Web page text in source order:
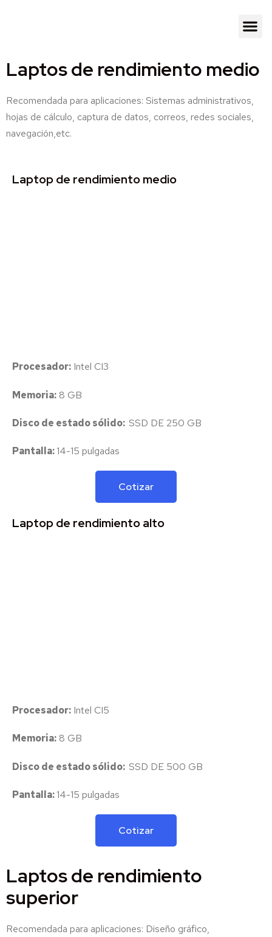
Laptos de rendimiento medio
Recomendada para aplicaciones: Sistemas administrativos,
hojas de cálculo, captura de datos, correos, redes sociales,
navegación,etc.
Laptop de rendimiento medio
Procesador: Intel CI3
Memoria: 8 GB
Disco de estado sólido: SSD DE 250 GB
Pantalla:14-15 pulgadas
Cotizar
Laptop de rendimiento alto
Procesador: Intel CI5
Memoria: 8 GB
Disco de estado sólido: SSD DE 500 GB
Pantalla:14-15 pulgadas
Cotizar
Laptos de rendimiento
superior
Recomendada para aplicaciones: Diseño gráfico,